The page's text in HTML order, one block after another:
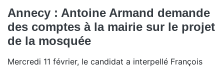
Annecy : Antoine Armand demande
des comptes à la mairie sur le projet
de la mosquée
Mercredi 11 février, le candidat a interpellé François